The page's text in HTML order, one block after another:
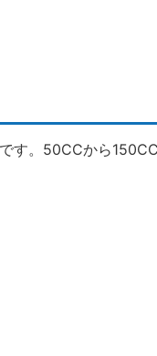
す。50CCから